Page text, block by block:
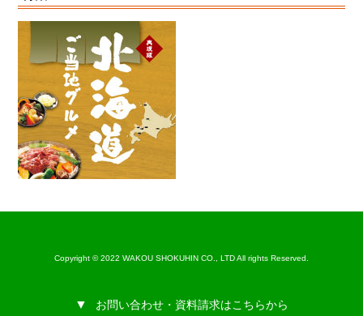
お問い合わせ・資料請求はこちらから
Copyright © 2022 WAKOU SHOKUHIN CO., LTD All rights Reserved.